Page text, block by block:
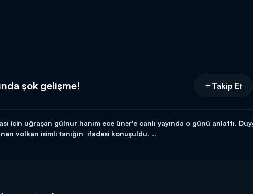
şok gelişme! Takip Et
için uğraşan gülnur hanım ece üner'e canlı yayında o günü anlattı.
volkan isimli tanığın ifadesi konuşuldu.